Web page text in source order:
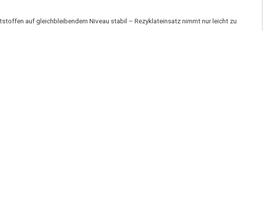
auf gleichbleibendem Niveau stabil – Rezyklateinsatz nimmt nur leicht zu